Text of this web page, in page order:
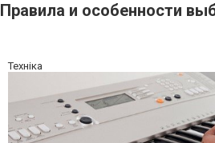
Правила и особенности
Техніка